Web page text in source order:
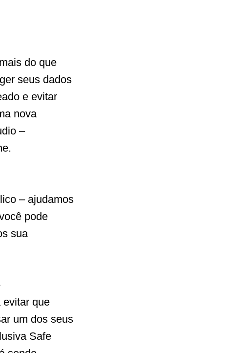
do que
seus dados
e evitar
nova
–
– ajudamos
pode
sua
que
um dos seus
Safe